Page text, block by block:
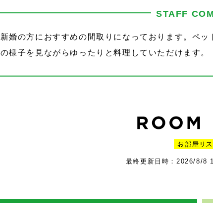
STAFF
婚の方におすすめの間取りになっております。ペ
様子を見ながらゆったりと料理していただけます。
最終更新日時：2026/8/8